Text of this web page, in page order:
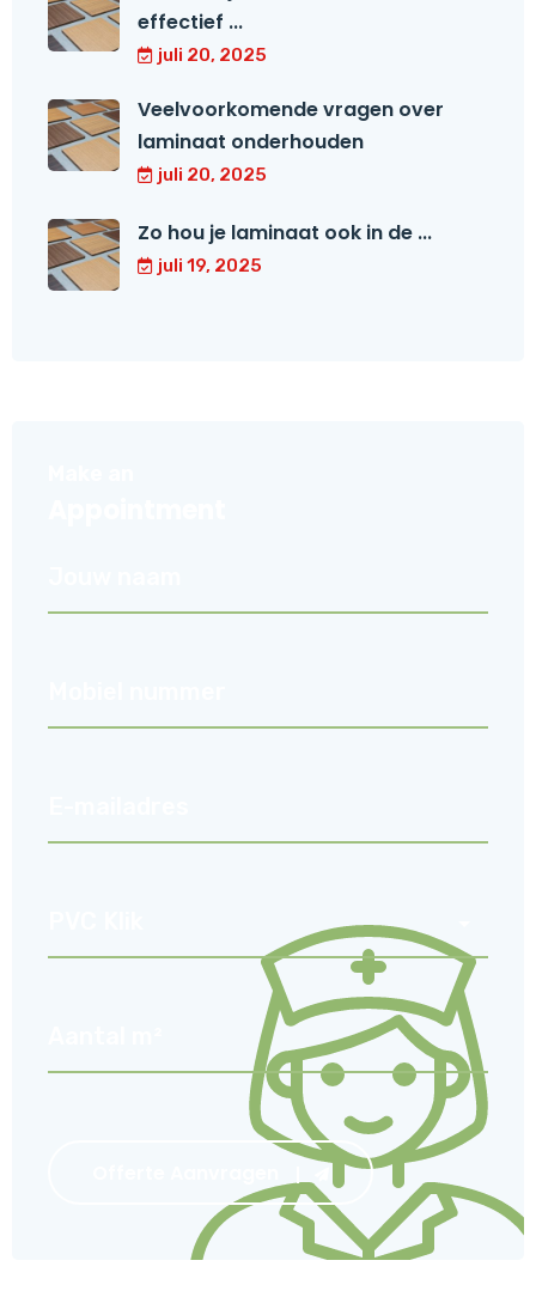
effectief ...
juli 20, 2025
Veelvoorkomende vragen over
laminaat onderhouden
juli 20, 2025
Zo hou je laminaat ook in de ...
juli 19, 2025